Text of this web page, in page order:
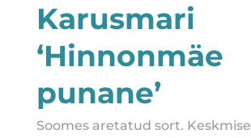
Karusmari
‘Hinnonmäe
punane’
Soomes aretatud sort. Keskmise